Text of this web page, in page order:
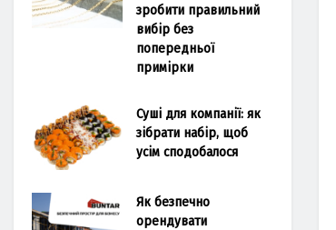
зробити правильний
вибір без
попередньої
примірки
Суші для компанії: як
зібрати набір, щоб
усім сподобалося
Як безпечно
орендувати